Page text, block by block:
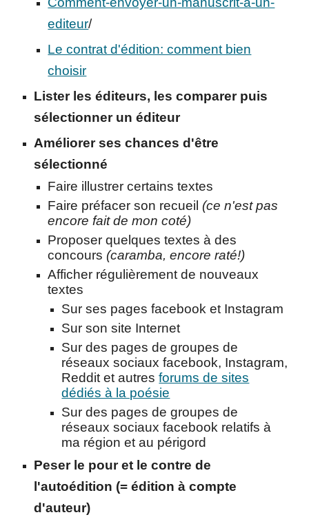
editeur/
Le contrat d'édition: comment bien
choisir
Lister les éditeurs, les comparer puis
sélectionner un éditeur
Améliorer ses chances d'être
sélectionné
Faire illustrer certains textes
Faire préfacer son recueil (ce n'est pas
encore fait de mon coté)
Proposer quelques textes à des
concours (caramba, encore raté!)
Afficher régulièrement de nouveaux
textes
Sur ses pages facebook et Instagram
Sur son site Internet
Sur des pages de groupes de
réseaux sociauxfacebook, Instagram,
Reddit et autresforums de sites
dédiés à la poésie
Sur des pages de groupes de
réseaux sociaux facebook relatifs à
ma région et au périgord
Peser le pour et le contre de
l'autoédition (= édition à compte
d'auteur)